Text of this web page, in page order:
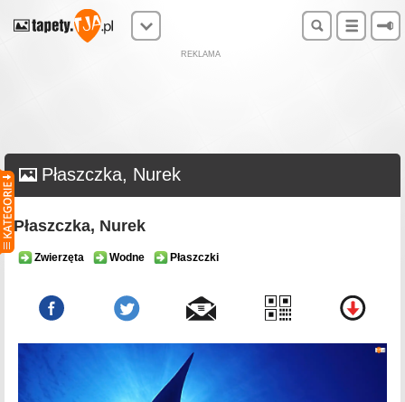
REKLAMA
Płaszczka, Nurek
Płaszczka, Nurek
Zwierzęta Wodne Płaszczki